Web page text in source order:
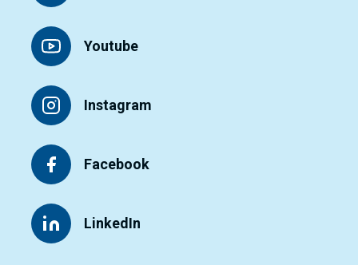
Youtube
Instagram
Facebook
LinkedIn